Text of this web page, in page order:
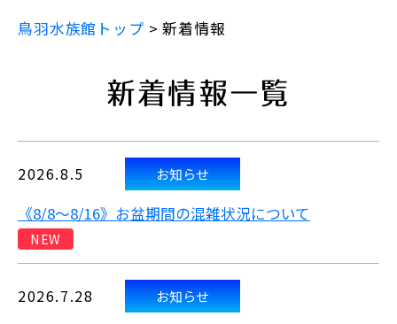
鳥羽水族館トップ >新着情報
新着情報一覧
2026.8.5 お知らせ
《8/8～8/16》お盆期間の混雑状況について
NEW
2026.7.28 お知らせ